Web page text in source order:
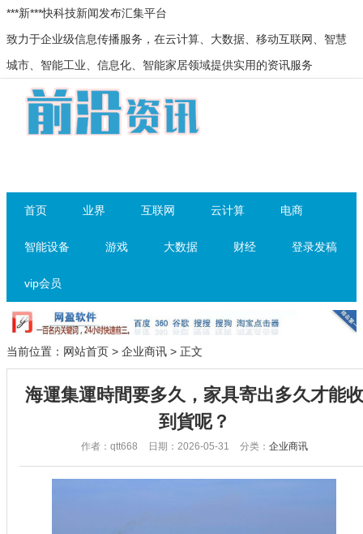
***新***快科技新闻发布汇集平台
致力于企业级信息传播服务，在云计算、大数据、移动互联网、智慧
城市、智能工业、信息化、智能家居领域提供实用的资讯服务
首页 业界 互联网 云计算 电商
智能设备 游戏 大数据 财经 登录发稿
vip会员
当前位置： 网站首页 > 企业商讯 > 正文
海運集運時間要多久，家具寄出多久才能收
到貨呢？
作者：qtt668 日期：2026-05-31 分类： 企业商讯